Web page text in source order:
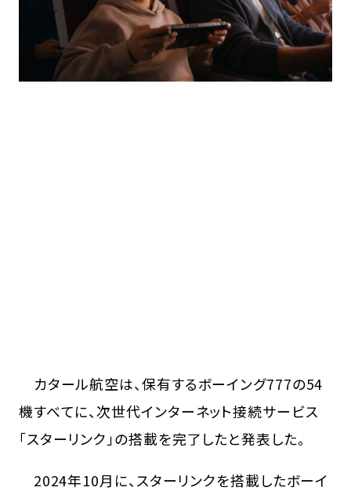
カタール航空は、保有するボーイング777の54
機すべてに、次世代インターネット接続サービス
「スターリンク」の搭載を完了したと発表した。
2024年10月に、スターリンクを搭載したボーイ